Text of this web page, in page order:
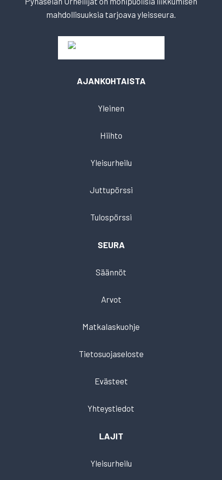
mahdollisuuksia tarjoava yleisseura.
AJANKOHTAISTA
Yleinen
Hiihto
Yleisurheilu
Juttupörssi
Tulospörssi
SEURA
Säännöt
Arvot
Matkalaskuohje
Tietosuojaseloste
Evästeet
Yhteystiedot
LAJIT
Yleisurheilu